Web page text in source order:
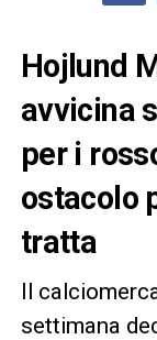
Hojlund
avvicina
per i
ostacolo
tratta
Il
settimana